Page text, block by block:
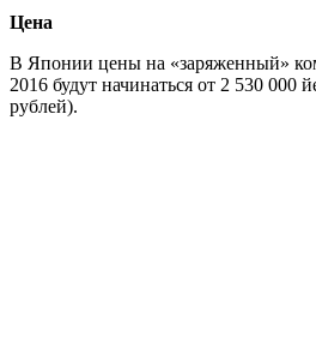
Цена
В Японии цены на «заряженный»
2016 будут начинаться от 2 530 000
рублей).